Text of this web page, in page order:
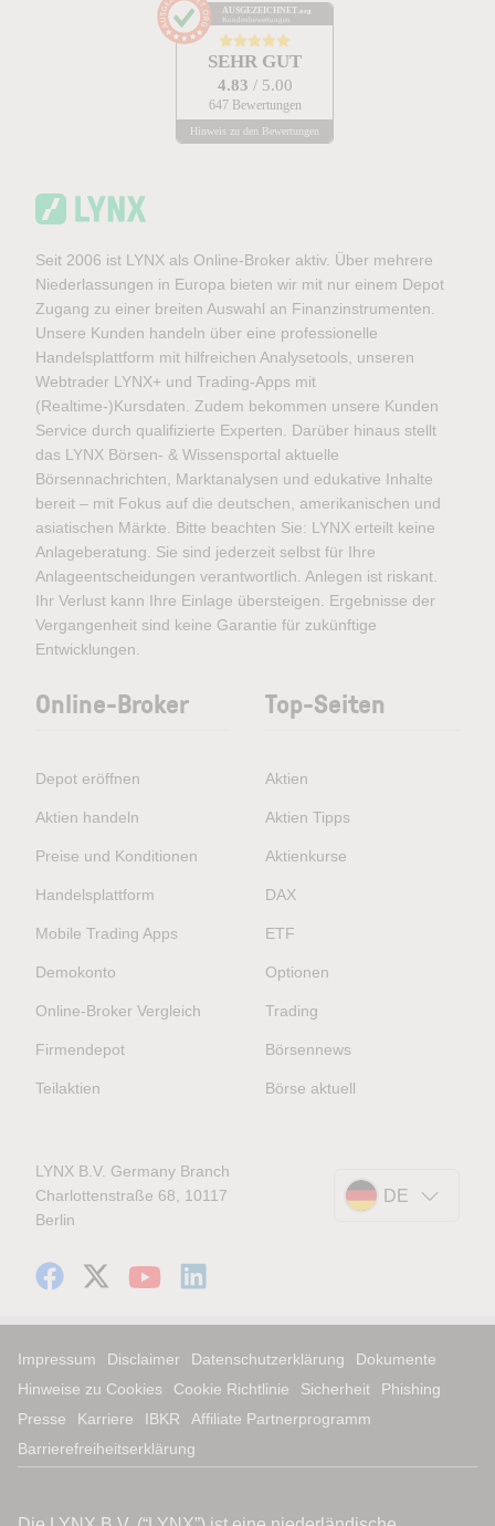
AUSGEZEICHNET .org
Kundenbewertungen
SEHR GUT
4.83 / 5.00
647 Bewertungen
Hinweis zu den Bewertungen
Seit 2006 ist LYNX als Online-Broker aktiv. Über mehrere
Niederlassungen in Europa bieten wir mit nur einem Depot
Zugang zu einer breiten Auswahl an Finanzinstrumenten.
Unsere Kunden handeln über eine professionelle
Handelsplattform mit hilfreichen Analysetools, unseren
Webtrader LYNX+ und Trading-Apps mit
(Realtime-)Kursdaten. Zudem bekommen unsere Kunden
Service durch qualifizierte Experten. Darüber hinaus stellt
das LYNX Börsen- & Wissensportal aktuelle
Börsennachrichten, Marktanalysen und edukative Inhalte
bereit – mit Fokus auf die deutschen, amerikanischen und
asiatischen Märkte. Bitte beachten Sie: LYNX erteilt keine
Anlageberatung. Sie sind jederzeit selbst für Ihre
Anlageentscheidungen verantwortlich. Anlegen ist riskant.
Ihr Verlust kann Ihre Einlage übersteigen. Ergebnisse der
Vergangenheit sind keine Garantie für zukünftige
Entwicklungen.
Online-Broker
Depot eröffnen
Aktien handeln
Preise und Konditionen
Handelsplattform
Mobile Trading Apps
Demokonto
Online-Broker Vergleich
Firmendepot
Teilaktien
Top-Seiten
Aktien
Aktien Tipps
Aktienkurse
DAX
ETF
Optionen
Trading
Börsennews
Börse aktuell
LYNX B.V. Germany Branch
Charlottenstraße 68, 10117
Berlin
DE
Impressum Disclaimer Datenschutzerklärung
Dokumente
Hinweise zu Cookies
Cookie Richtlinie Sicherheit
Phishing
Presse
Karriere IBKR
Affiliate Partnerprogramm
Barrierefreiheitserklärung